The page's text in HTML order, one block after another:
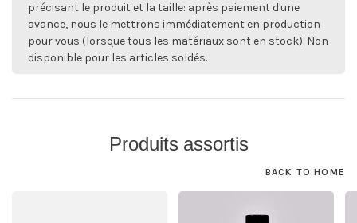
précisant le produit et la taille: après paiement d'une
avance, nous le mettrons immédiatement en production
pour vous (lorsque tous les matériaux sont en stock). Non
disponible pour les articles soldés.
Produits assortis
BACK TO HOME